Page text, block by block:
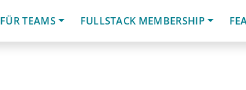
FÜR TEAMS
FULLSTACK MEMBERSHIP